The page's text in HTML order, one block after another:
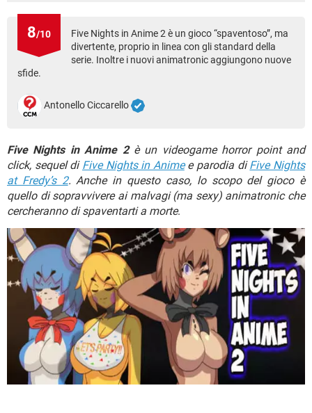
TIKTOK
HARDWARE
INSTAGRAM
TIKTOK FACEBOOK
HARDWARE
8/10
Five Nights in Anime 2 è un gioco “spaventoso”, ma
divertente, proprio in linea con gli standard della
serie. Inoltre i nuovi animatronic aggiungono nuove
sfide.
Antonello Ciccarello
Five Nights in Anime 2è un videogame horror point and
click, sequel di Five Nights in Animee parodia diFive Nights
at Fredy’s 2. Anche in questo caso, lo scopo del gioco è
quello di sopravvivere ai malvagi (ma sexy) animatronic che
cercheranno di spaventarti a morte.